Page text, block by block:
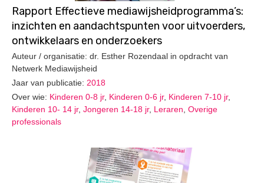
Rapport Effectieve mediawijsheidprogramma’s:
inzichten en aandachtspunten voor uitvoerders,
ontwikkelaars en onderzoekers
Auteur / organisatie: dr. Esther Rozendaal in opdracht van
Netwerk Mediawijsheid
Jaar van publicatie: 2018
Over wie: Kinderen 0-8 jr, Kinderen 0-6 jr, Kinderen 7-10 jr,
Kinderen 10- 14 jr, Jongeren 14-18 jr, Leraren Overige
professionals